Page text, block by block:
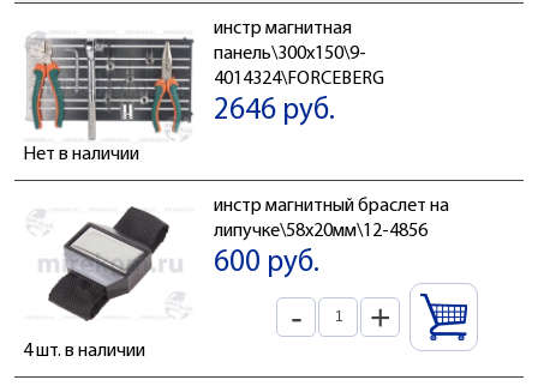
инстр магнитная
панель\300x150\9-
4014324\FORCEBERG
2646 руб.
Нет в наличии
инстр магнитный браслет на
липучке\58x20мм\12-4856
600 руб.
- +
4 шт. в наличии